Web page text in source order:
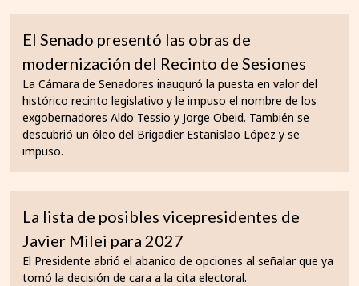
El Senado presentó las obras de
modernización del Recinto de Sesiones
La Cámara de Senadores inauguró la puesta en valor del
histórico recinto legislativo y le impuso el nombre de los
exgobernadores Aldo Tessio y Jorge Obeid. También se
descubrió un óleo del Brigadier Estanislao López y se
impuso.
La lista de posibles vicepresidentes de
Javier Milei para 2027
El Presidente abrió el abanico de opciones al señalar que ya
tomó la decisión de cara a la cita electoral.